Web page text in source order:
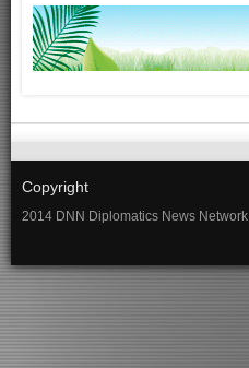
Copyright
2014 DNN Diplomatics News Network